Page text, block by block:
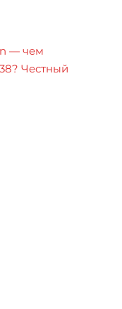
— чем
Честный